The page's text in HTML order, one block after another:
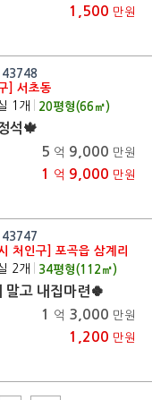
1,500 만원
43748
] 서초동
1개 20평형(66㎡)
석🍁
5 억 9,000 만원
1 억 9,000 만원
43747
처인구] 포곡읍 삼계리
2개 34평형(112 ㎡)
말고 내집마련🍀
1 억 3,000 만원
1,200 만원